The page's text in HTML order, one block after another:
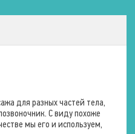
15 миндля разных частей тела,
С виду похоже
мы его и используем,